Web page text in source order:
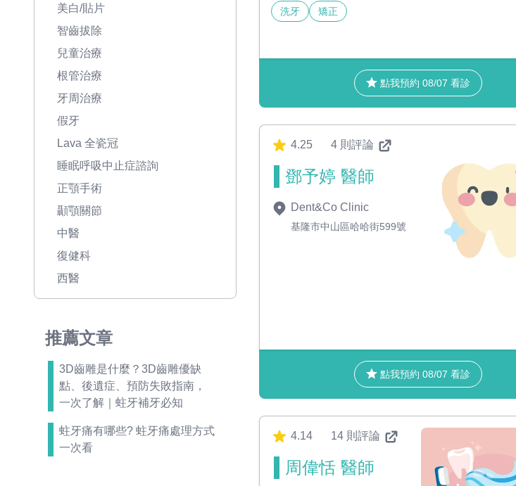
美白/貼片
智齒拔除
兒童治療
根管治療
牙周治療
假牙
Lava 全瓷冠
睡眠呼吸中止症諮詢
正顎手術
顳顎關節
中醫
復健科
西醫
推薦文章
3D齒雕是什麼？3D齒雕優缺
點、後遺症、預防失敗指南，
一次了解｜蛀牙補牙必知
蛀牙痛有哪些? 蛀牙痛處理方式
一次看
洗牙 矯正
點我預約 08/07 看診
4.25 4 則評論
鄧予婷 醫師
Dent&Co Clinic
基隆市中山區哈哈街599號
點我預約 08/07 看診
4.14 14 則評論
周偉恬 醫師